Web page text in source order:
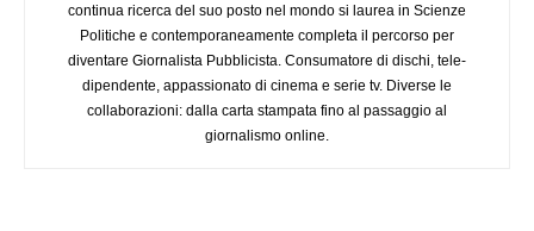
continua ricerca del suo posto nel mondo si laurea in Scienze
Politiche e contemporaneamente completa il percorso per
diventare Giornalista Pubblicista. Consumatore di dischi, tele-
dipendente, appassionato di cinema e serie tv. Diverse le
collaborazioni: dalla carta stampata fino al passaggio al
giornalismo online.